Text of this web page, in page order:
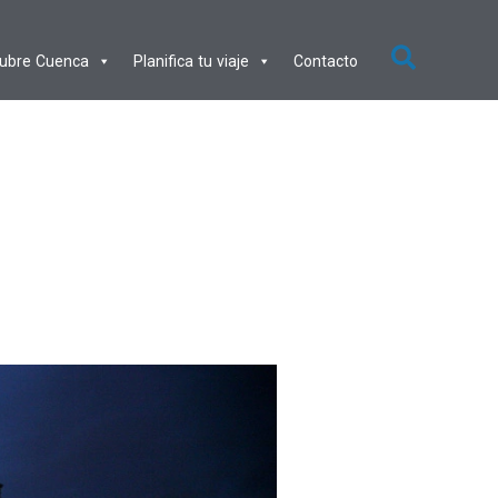
Cuenca Planifica tu viaje Contacto